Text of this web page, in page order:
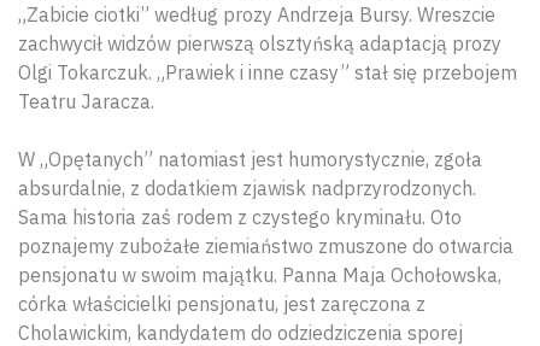
„Zabicie ciotki” według prozy Andrzeja Bursy. Wreszcie
zachwycił widzów pierwszą olsztyńską adaptacją prozy
Olgi Tokarczuk. „Prawiek i inne czasy” stał się przebojem
Teatru Jaracza.
W „Opętanych” natomiast jest humorystycznie, zgoła
absurdalnie, z dodatkiem zjawisk nadprzyrodzonych.
Sama historia zaś rodem z czystego kryminału. Oto
poznajemy zubożałe ziemiaństwo zmuszone do otwarcia
pensjonatu w swoim majątku. Panna Maja Ochołowska,
córka właścicielki pensjonatu, jest zaręczona z
Cholawickim, kandydatem do odziedziczenia sporej